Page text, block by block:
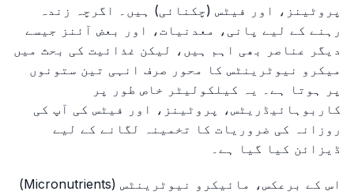
پروٹینز، اور فیٹس (چکنائی) ہیں۔ اگرچہ زندہ
رہنے کے لیے پانی، معدنیات، اور بعض آئنز جیسے
دیگر عناصر بھی اہم ہیں، لیکن غذائیت کی بحث میں
میکرو نیوٹرینٹس کا محور صرف انہی تین ستونوں
پر ہوتا ہے۔ یہ کیلکولیٹر خاص طور پر
کاربوہائیڈریٹس، پروٹینز، اور فیٹس کی آپ کی
روزانہ کی ضروریات کا تخمینہ لگانے کے لیے
ڈیزائن کیا گیا ہے۔
اس کے برعکس، مائیکرو نیوٹرینٹس (Micronutrients)